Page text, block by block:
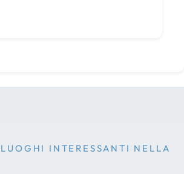
INTERESSANTI NELLA